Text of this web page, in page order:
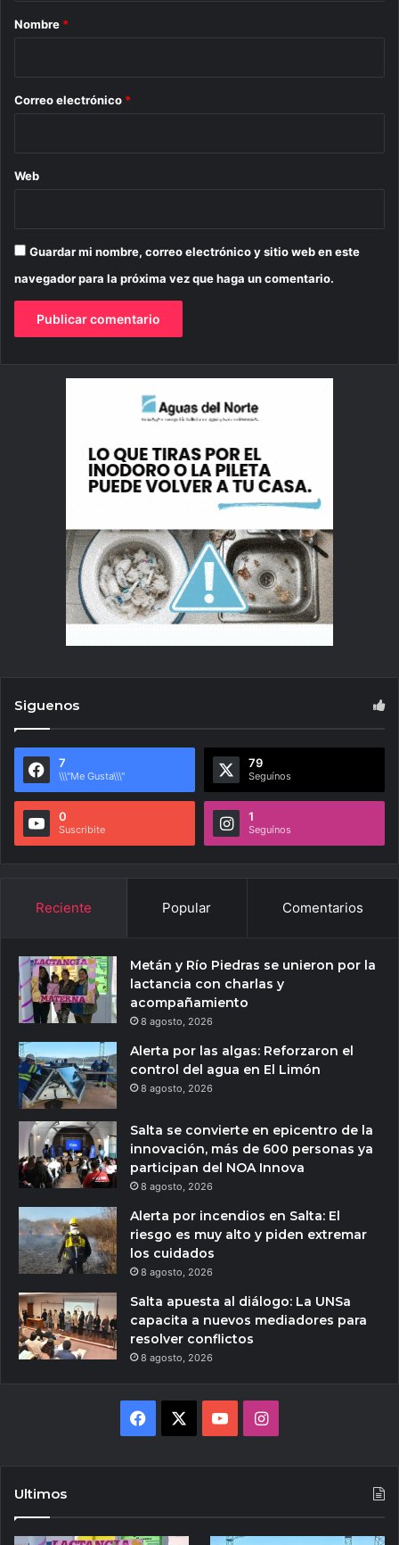
r
*
Nombre *
Correo electrónico *
Web
Guardar mi nombre, correo electrónico y sitio web en este
navegador para la próxima vez que haga un comentario.
Siguenos
7
\\\"Me Gusta\\\"
79
Seguínos
0
Suscribite
1
Seguínos
Reciente Popular Comentarios
Metán y Río Piedras se unieron por la
lactancia con charlas y
acompañamiento
8 agosto, 2026
Alerta por las algas: Reforzaron el
control del agua en El Limón
8 agosto, 2026
Salta se convierte en epicentro de la
innovación, más de 600 personas ya
participan del NOA Innova
8 agosto, 2026
Alerta por incendios en Salta: El
riesgo es muy alto y piden extremar
los cuidados
8 agosto, 2026
Salta apuesta al diálogo: La UNSa
capacita a nuevos mediadores para
resolver conflictos
8 agosto, 2026
Facebook YouTubeInstagram
Ultimos